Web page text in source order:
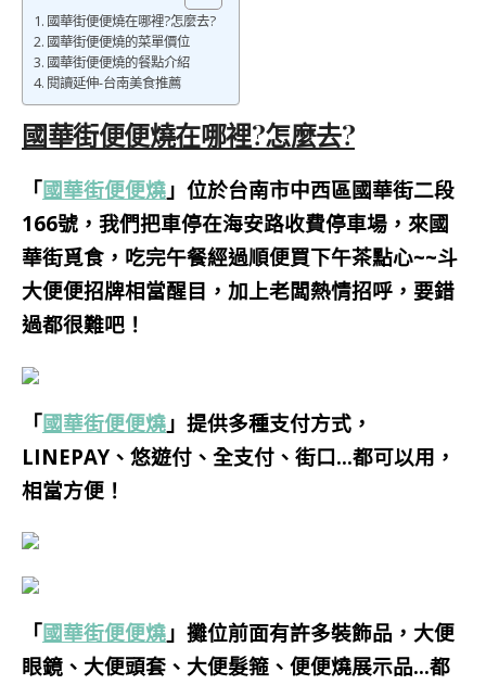
國華街便便燒在哪裡?怎麼去?
國華街便便燒的菜單價位
國華街便便燒的餐點介紹
閱讀延伸-台南美食推薦
國華街便便燒在哪裡?怎麼去?
「國華街便便燒 」位於台南市中西區國華街二段
166號，我們把車停在海安路收費停車場，來國
華街覓食，吃完午餐經過順便買下午茶點心~~斗
大便便招牌相當醒目，加上老闆熱情招呼，要錯
過都很難吧！
「國華街便便燒 」提供多種支付方式，
LINEPAY、悠遊付、全支付、街口…都可以用，
相當方便！
「國華街便便燒 」攤位前面有許多裝飾品，大便
眼鏡、大便頭套、大便髮箍、便便燒展示品…都